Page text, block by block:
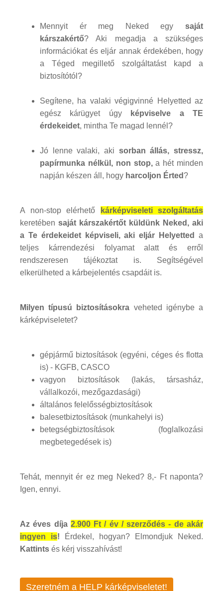
Mennyit ér meg Neked egy saját
kárszakértő? Aki megadja a szükséges
információkat és eljár annak érdekében, hogy
a Téged megillető szolgáltatást kapd a
biztosítótól?
Segítene, ha valaki végigvinné Helyetted az
egész kárügyet úgy
képviselve a TE
érdekeidet, mintha Te magad lennél?
Jó lenne valaki, aki sorban állás, stressz,
papírmunka nélkül, non stop,a hét minden
napján készen áll, hogy harcoljon Érted ?
A non-stop elérhető
kárképviseleti szolgáltatás
keretében saját kárszakértőt küldünk Neked, aki
a Te érdekeidet képviseli, aki eljár Helyetted a
teljes kárrendezési folyamat alatt és erről
rendszeresen tájékoztat is. Segítségével
elkerülheted a kárbejelentés csapdáit is.
Milyen típusú biztosításokra veheted igénybe a
kárképviseletet?
gépjármű biztosítások (egyéni, céges és flotta
is) - KGFB, CASCO
vagyon biztosítások (lakás, társasház,
vállalkozói, mezőgazdasági)
általános felelősségbiztosítások
balesetbiztosítások (munkahelyi is)
betegségbiztosítások (foglalkozási
megbetegedések is)
Tehát, mennyit ér ez meg Neked? 8,- Ft naponta?
Igen, ennyi.
Az éves díja 2.900 Ft / év / szerződés - de akár
ingyen is! Érdekel, hogyan? Elmondjuk Neked.
Kattints és kérj visszahívást!
Szeretném a HELP kárképviseletet!